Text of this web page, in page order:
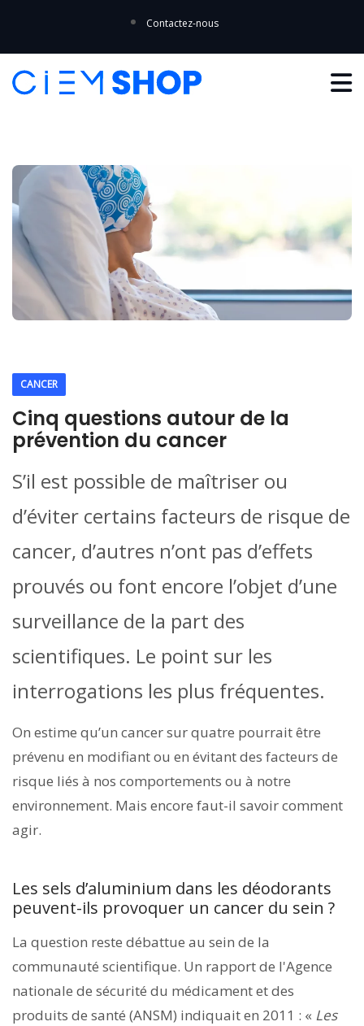
Contactez-nous
CANCER
Cinq questions autour de la
prévention du cancer
S’il est possible de maîtriser ou
d’éviter certains facteurs de risque de
cancer, d’autres n’ont pas d’effets
prouvés ou font encore l’objet d’une
surveillance de la part des
scientifiques. Le point sur les
interrogations les plus fréquentes.
On estime qu’un cancer sur quatre pourrait être
prévenu en modifiant ou en évitant des facteurs de
risque liés à nos comportements ou à notre
environnement. Mais encore faut-il savoir comment
agir.
Les sels d’aluminium dans les déodorants
peuvent-ils provoquer un cancer du sein ?
La question reste débattue au sein de la
communauté scientifique. Un rapport de l'Agence
nationale de sécurité du médicament et des
produits de santé (ANSM) indiquait en 2011 : « Les